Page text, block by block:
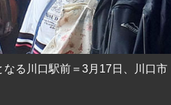
る川口駅前＝3月17日、川口市